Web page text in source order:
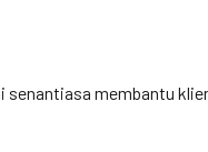
senantiasa membantu